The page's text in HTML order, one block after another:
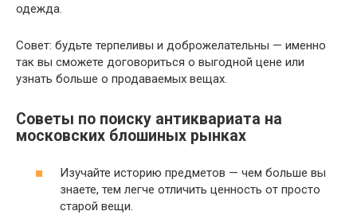
одежда.
Совет: будьте терпеливы и доброжелательны — именно
так вы сможете договориться о выгодной цене или
узнать больше о продаваемых вещах.
Советы по поиску антиквариата на
московских блошиных рынках
Изучайте историю предметов — чем больше вы
знаете, тем легче отличить ценность от просто
старой вещи.